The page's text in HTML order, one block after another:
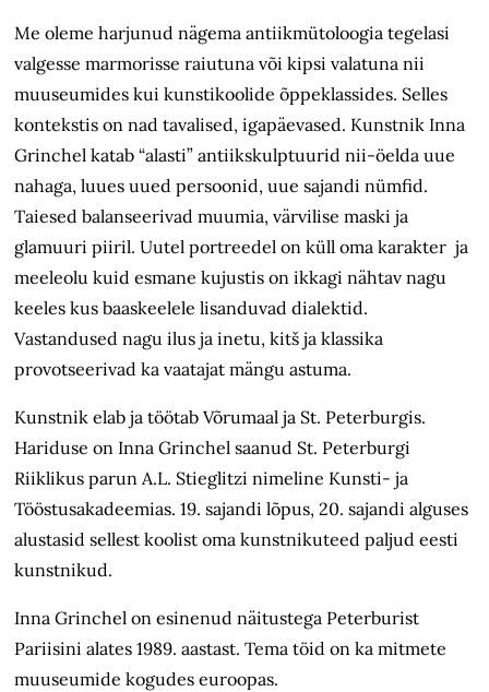
Me oleme harjunud nägema antiikmütoloogia tegelasi
valgesse marmorisse raiutuna või kipsi valatuna nii
muuseumides kui kunstikoolide õppeklassides. Selles
kontekstis on nad tavalised, igapäevased. Kunstnik Inna
Grinchel katab “alasti” antiikskulptuurid nii-öelda uue
nahaga, luues uued persoonid, uue sajandi nümfid.
Taiesed balanseerivad muumia, värvilise maski ja
glamuuri piiril. Uutel portreedel on küll oma karakter ja
meeleolu kuid esmane kujustis on ikkagi nähtav nagu
keeles kus baaskeelele lisanduvad dialektid.
Vastandused nagu ilus ja inetu, kitš ja klassika
provotseerivad ka vaatajat mängu astuma.
Kunstnik elab ja töötab Võrumaal ja St. Peterburgis.
Hariduse on Inna Grinchel saanud St. Peterburgi
Riiklikus parun A.L. Stieglitzi nimeline Kunsti- ja
Tööstusakadeemias. 19. sajandi lõpus, 20. sajandi alguses
alustasid sellest koolist oma kunstnikuteed paljud eesti
kunstnikud.
Inna Grinchel on esinenud näitustega Peterburist
Pariisini alates 1989. aastast. Tema töid on ka mitmete
muuseumide kogudes euroopas.